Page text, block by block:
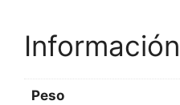
Peso